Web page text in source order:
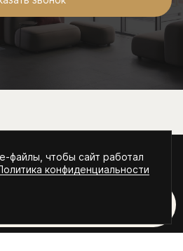
рог", 2026
и политика
файлы, чтобы сайт работал
конфиденциальности